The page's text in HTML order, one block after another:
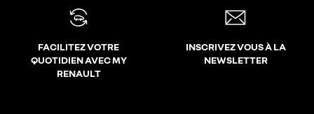
FACILITEZ VOTRE
QUOTIDIEN AVEC MY
RENAULT
INSCRIVEZ VOUS À LA
NEWSLETTER